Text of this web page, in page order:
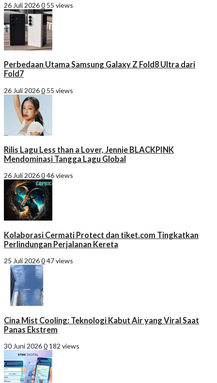
26 Juli 20260 55 views
Perbedaan Utama Samsung Galaxy Z Fold8 Ultra dari
Fold7
26 Juli 20260 55 views
Rilis Lagu Less than a Lover, Jennie BLACKPINK
Mendominasi Tangga Lagu Global
26 Juli 2026046 views
Kolaborasi Cermati Protect dan tiket.com Tingkatkan
Perlindungan Perjalanan Kereta
25 Juli 2026047 views
Cina Mist Cooling: Teknologi Kabut Air yang Viral Saat
Panas Ekstrem
30 Juni 20260 182 views